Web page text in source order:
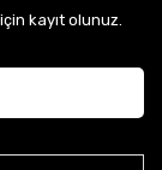
kayıt olunuz.